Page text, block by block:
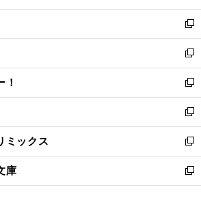
開
く
ウ
で
開
く
ン
ド
ウ
で
開
く
ウ
ィ
ン
ド
ウ
で
開
く
し
い
ウ
ィ
ン
ド
ウ
で
開
く
新
し
い
ウ
ィ
ン
ド
ウ
で
開
く
新
し
い
ウ
ィ
ン
ド
ウ
で
開
！
新
し
い
ウ
ィ
ン
ド
ウ
新
し
い
ウ
ィ
ン
ミックス
新
し
い
ウ
庫
新
し